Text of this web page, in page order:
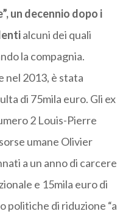
un decennio dopo i
alcuni dei quali
la compagnia.
nel 2013, è stata
di 75mila euro. Gli ex
2 Louis-Pierre
umane Olivier
a un anno di carcere
e 15mila euro di
politiche di riduzione “a